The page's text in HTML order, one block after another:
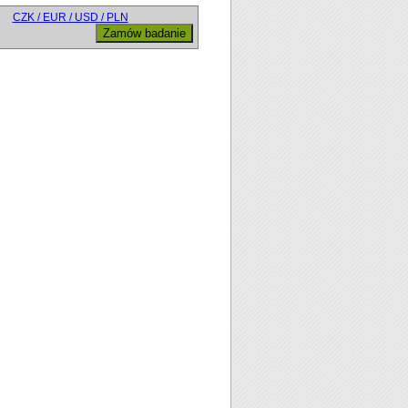
CZK / EUR / USD / PLN